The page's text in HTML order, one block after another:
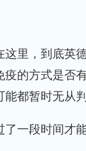
里，到底英
疫的方式是否
都暂时无从判
一段时间才能